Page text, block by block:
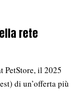
rete
PetStore, il 2025
di un’offerta più